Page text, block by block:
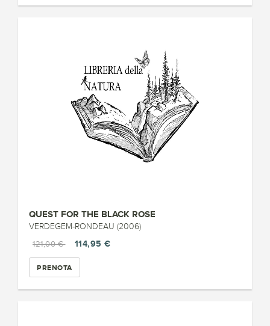
QUEST FOR THE BLACK ROSE
VERDEGEM-RONDEAU (2006)
121,00 €
114,95 €
PRENOTA